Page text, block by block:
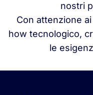
nostri
Con attenzione
how tecnologico,
le